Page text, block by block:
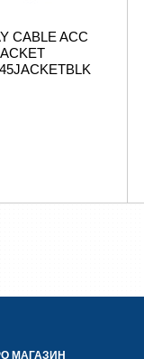
CABLE ACC
МАГАЗИН